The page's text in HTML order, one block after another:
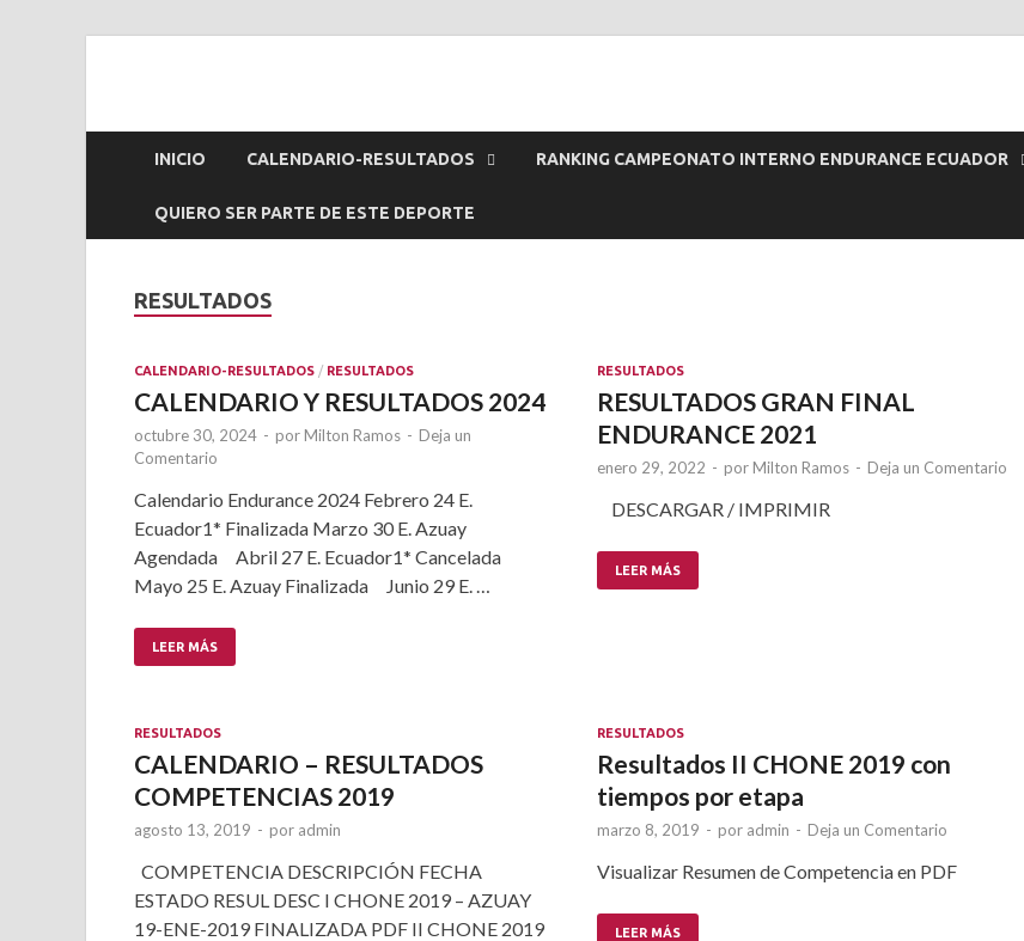
Endurance Ecuador
INICIO CALENDARIO-RESULTADOS RANKING CAMPEONATO INTERNO ENDURANCE ECUADOR
QUIERO SER PARTE DE ESTE DEPORTE
RESULTADOS
CALENDARIO-RESULTADOS / RESULTADOS
CALENDARIO Y RESULTADOS 2024
octubre 30, 2024 - por Milton Ramos - Deja un
Comentario
Calendario Endurance 2024 Febrero 24 E.
Ecuador1* Finalizada Marzo 30 E. Azuay
Agendada Abril 27 E. Ecuador1* Cancelada
Mayo 25 E. Azuay Finalizada Junio 29 E. …
LEER MÁS
RESULTADOS
RESULTADOS GRAN FINAL
ENDURANCE 2021
enero 29, 2022 - por Milton Ramos - Deja un Comentario
DESCARGAR / IMPRIMIR
LEER MÁS
RESULTADOS
CALENDARIO – RESULTADOS
COMPETENCIAS 2019
agosto 13, 2019 - por admin
COMPETENCIA DESCRIPCIÓN FECHA
ESTADO RESUL DESC I CHONE 2019 – AZUAY
19-ENE-2019 FINALIZADA PDF II CHONE 2019
RESULTADOS
Resultados II CHONE 2019 con
tiempos por etapa
marzo 8, 2019 - por admin - Deja un Comentario
Visualizar Resumen de Competencia en PDF
LEER MÁS